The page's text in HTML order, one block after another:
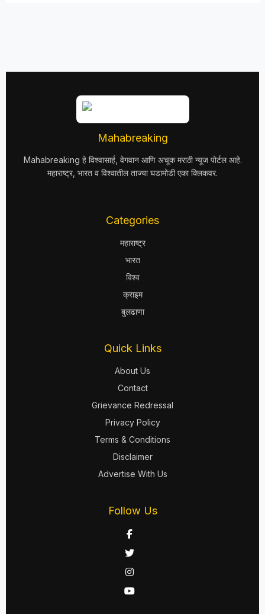
Mahabreaking
Mahabreaking हे विश्वासार्ह, वेगवान आणि अचूक मराठी न्यूज पोर्टल आहे.
महाराष्ट्र, भारत व विश्वातील ताज्या घडामोडी एका क्लिकवर.
Categories
महाराष्ट्र
भारत
विश्व
क्राइम
बुलढाणा
Quick Links
About Us
Contact
Grievance Redressal
Privacy Policy
Terms & Conditions
Disclaimer
Advertise With Us
Follow Us